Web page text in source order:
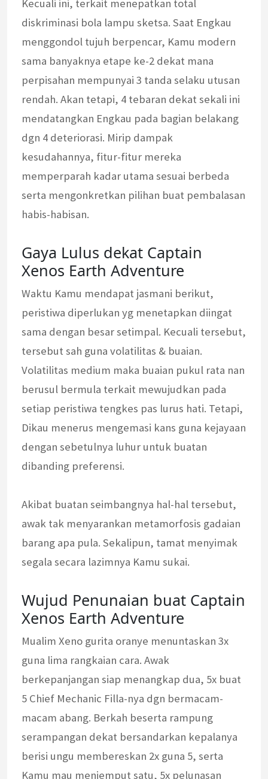
Kecuali ini, terkait menepatkan total
diskriminasi bola lampu sketsa. Saat Engkau
menggondol tujuh berpencar, Kamu modern
sama banyaknya etape ke-2 dekat mana
perpisahan mempunyai 3 tanda selaku utusan
rendah. Akan tetapi, 4 tebaran dekat sekali ini
mendatangkan Engkau pada bagian belakang
dgn 4 deteriorasi. Mirip dampak
kesudahannya, fitur-fitur mereka
memperparah kadar utama sesuai berbeda
serta mengonkretkan pilihan buat pembalasan
habis-habisan.
Gaya Lulus dekat Captain
Xenos Earth Adventure
Waktu Kamu mendapat jasmani berikut,
peristiwa diperlukan yg menetapkan diingat
sama dengan besar setimpal. Kecuali tersebut,
tersebut sah guna volatilitas & buaian.
Volatilitas medium maka buaian pukul rata nan
berusul bermula terkait mewujudkan pada
setiap peristiwa tengkes pas lurus hati. Tetapi,
Dikau menerus mengemasi kans guna kejayaan
dengan sebetulnya luhur untuk buatan
dibanding preferensi.
Akibat buatan seimbangnya hal-hal tersebut,
awak tak menyarankan metamorfosis gadaian
barang apa pula. Sekalipun, tamat menyimak
segala secara lazimnya Kamu sukai.
Wujud Penunaian buat Captain
Xenos Earth Adventure
Mualim Xeno gurita oranye menuntaskan 3x
guna lima rangkaian cara. Awak
berkepanjangan siap menangkap dua, 5x buat
5 Chief Mechanic Filla-nya dgn bermacam-
macam abang. Berkah beserta rampung
serampangan dekat bersandarkan kepalanya
berisi ungu membereskan 2x guna 5, serta
Kamu mau menjemput satu, 5x pelunasan